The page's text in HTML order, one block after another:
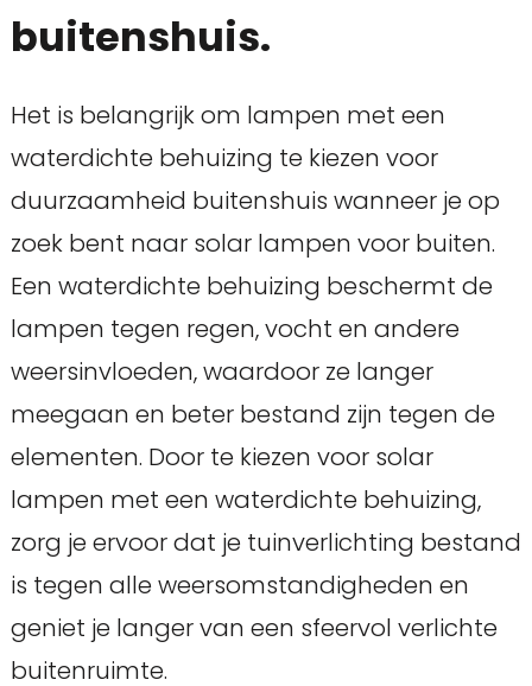
buitenshuis.
Het is belangrijk om lampen met een
waterdichte behuizing te kiezen voor
duurzaamheid buitenshuis wanneer je op
zoek bent naar solar lampen voor buiten.
Een waterdichte behuizing beschermt de
lampen tegen regen, vocht en andere
weersinvloeden, waardoor ze langer
meegaan en beter bestand zijn tegen de
elementen. Door te kiezen voor solar
lampen met een waterdichte behuizing,
zorg je ervoor dat je tuinverlichting bestand
is tegen alle weersomstandigheden en
geniet je langer van een sfeervol verlichte
buitenruimte.